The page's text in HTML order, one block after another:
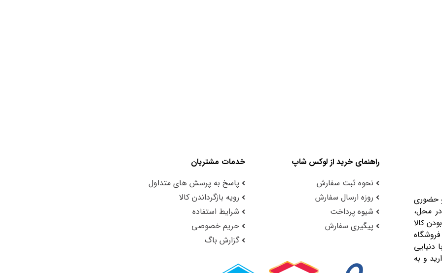
حضوری
محل،
کالا
دنیایی
و به
راهنمای خرید از لوکس شاپ
نحوه ثبت سفارش
روزه ارسال سفارش
شیوه پرداخت
پیگیری سفارش
خدمات مشتریان
پاسخ به پرسش های متداول
رویه بازگرداندن کالا
شرایط استفاده
حریم خصوصی
گزارش باگ